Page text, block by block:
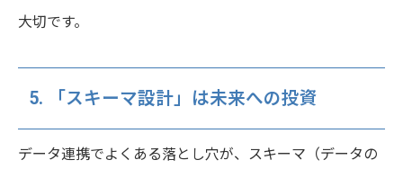
大切です。
5. 「スキーマ設計」は未来への投資
データ連携でよくある落とし穴が、スキーマ（データの